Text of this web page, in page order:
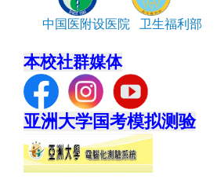
中国医附设医院 卫生福利部
本校社群媒体
亚洲大学国考模拟测验